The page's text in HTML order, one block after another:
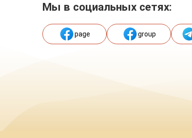
Мы в социальных сетях:
page group